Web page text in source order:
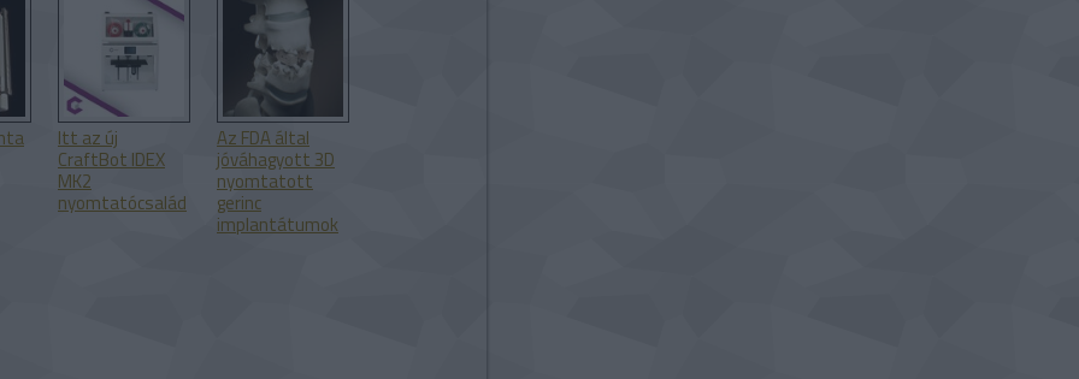
Itt az új
CraftBot IDEX
MK2
nyomtatócsalád
Az FDA által
jóváhagyott 3D
nyomtatott
gerinc
implantátumok